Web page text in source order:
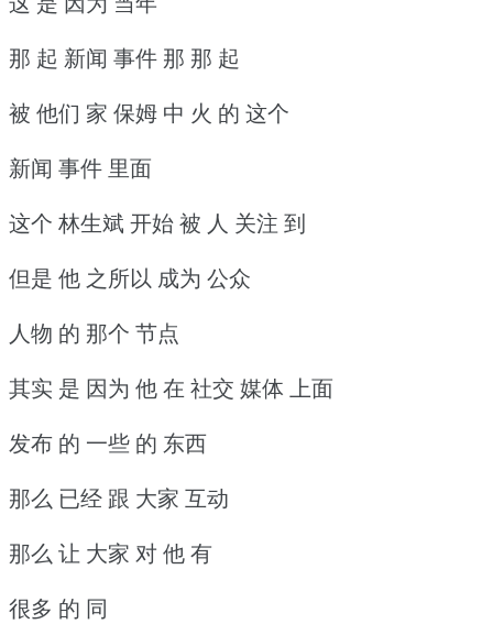
那 起 新闻 事件 那 那 起
被 他们 家 保姆 中 火 的 这个
新闻 事件 里面
这个 林生斌 开始 被 人 关注 到
但是 他 之所以 成为 公众
人物 的 那个 节点
其实 是 因为 他 在 社交 媒体 上面
发布 的 一些 的 东西
那么 已经 跟 大家 互动
那么 让 大家 对 他 有
很多 的 同